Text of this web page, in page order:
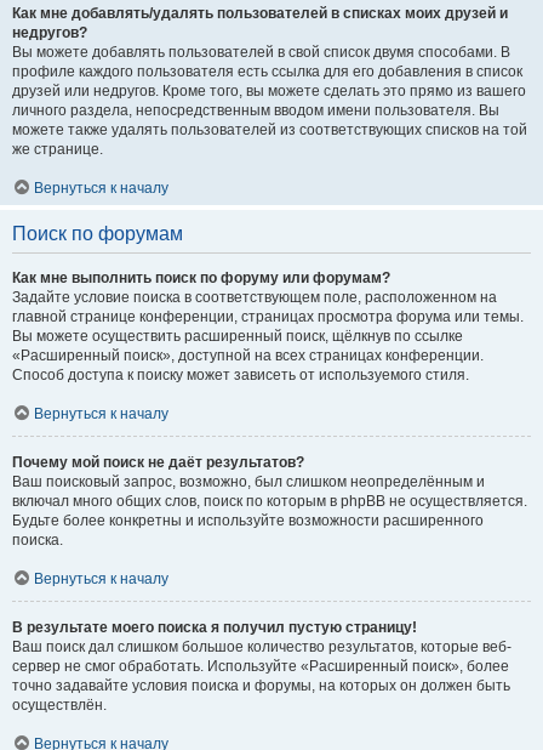
Как мне добавлять/удалять пользователей в списках моих друзей и
недругов?
Вы можете добавлять пользователей в свой список двумя способами. В
профиле каждого пользователя есть ссылка для его добавления в список
друзей или недругов. Кроме того, вы можете сделать это прямо из вашего
личного раздела, непосредственным вводом имени пользователя. Вы
можете также удалять пользователей из соответствующих списков на той
же странице.
Вернуться к началу
Поиск по форумам
Как мне выполнить поиск по форуму или форумам?
Задайте условие поиска в соответствующем поле, расположенном на
главной странице конференции, страницах просмотра форума или темы.
Вы можете осуществить расширенный поиск, щёлкнув по ссылке
«Расширенный поиск», доступной на всех страницах конференции.
Способ доступа к поиску может зависеть от используемого стиля.
Вернуться к началу
Почему мой поиск не даёт результатов?
Ваш поисковый запрос, возможно, был слишком неопределённым и
включал много общих слов, поиск по которым в phpBB не осуществляется.
Будьте более конкретны и используйте возможности расширенного
поиска.
Вернуться к началу
В результате моего поиска я получил пустую страницу!
Ваш поиск дал слишком большое количество результатов, которые веб-
сервер не смог обработать. Используйте «Расширенный поиск», более
точно задавайте условия поиска и форумы, на которых он должен быть
осуществлён.
Вернуться к началу